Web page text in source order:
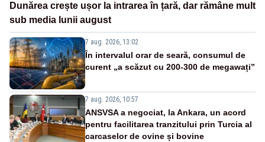
Dunărea crește ușor la intrarea în țară, dar rămâne mult
sub media lunii august
7 aug. 2026, 13:02
În intervalul orar de seară, consumul de
curent „a scăzut cu 200-300 de megawați”
7 aug. 2026, 10:57
ANSVSA a negociat, la Ankara, un acord
pentru facilitarea tranzitului prin Turcia al
carcaselor de ovine și bovine